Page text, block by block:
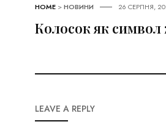
HOME >НОВИНИ 26 СЕРПНЯ,
Колосок як символ
LEAVE A REPLY